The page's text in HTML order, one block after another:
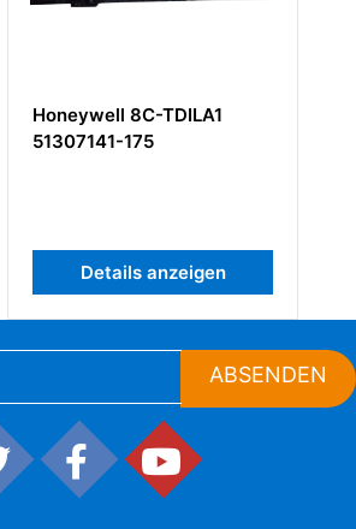
Honeywell 8C-TDILA1
51307141-175
Details anzeigen
ABSENDEN